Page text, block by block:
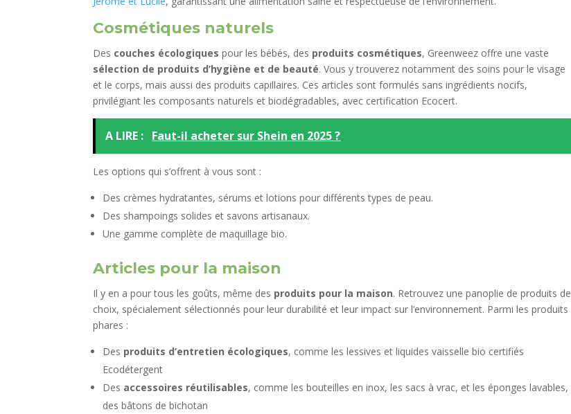
Cosmétiques naturels
Des couches écologiques pour les bébés, des produits cosmétiques, Greenweez offre une vaste
sélection de produits d’hygiène et de beauté. Vous y trouverez notamment des soins pour le visage
et le corps, mais aussi des produits capillaires. Ces articles sont formulés sans ingrédients nocifs,
privilégiant les composants naturels et biodégradables, avec certification Ecocert.
A LIRE : Faut-il acheter sur Shein en 2025 ?
Les options qui s’offrent à vous sont :
Des crèmes hydratantes, sérums et lotions pour différents types de peau.
Des shampoings solides et savons artisanaux.
Une gamme complète de maquillage bio.
Articles pour la maison
Il y en a pour tous les goûts, même des produits pour la maison. Retrouvez une panoplie de produits de
choix, spécialement sélectionnés pour leur durabilité et leur impact sur l’environnement. Parmi les produits
phares :
Des produits d’entretien écologiques, comme les lessives et liquides vaisselle bio certifiés
Ecodétergent
Des accessoires réutilisables, comme les bouteilles en inox, les sacs à vrac, et les éponges lavables,
des bâtons de bichotan